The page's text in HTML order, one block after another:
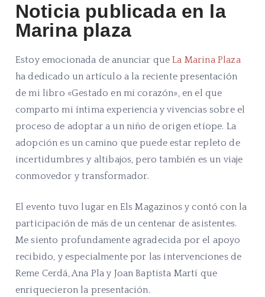
Noticia publicada en la
Marina plaza
Estoy emocionada de anunciar queLa Marina Plaza
ha dedicado un artículo a la reciente presentación
de mi libro «Gestado en mi corazón», en el que
comparto mi íntima experiencia y vivencias sobre el
proceso de adoptar a un niño de origen etíope. La
adopción es un camino que puede estar repleto de
incertidumbres y altibajos, pero también es un viaje
conmovedor y transformador.
El evento tuvo lugar en Els Magazinos y contó con la
participación de más de un centenar de asistentes.
Me siento profundamente agradecida por el apoyo
recibido, y especialmente por las intervenciones de
Reme Cerdá, Ana Pla y Joan Baptista Martí que
enriquecieron la presentación.